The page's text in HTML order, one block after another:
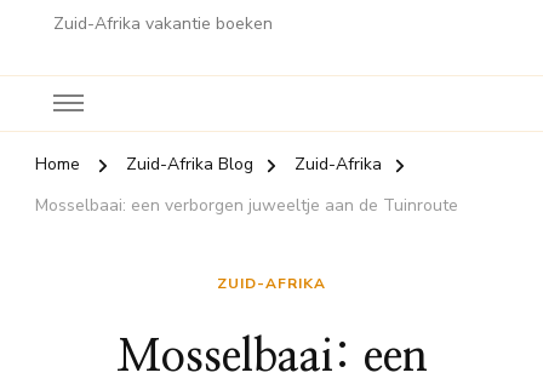
Zuid-Afrika vakantie boeken
Home Zuid-Afrika Blog
Zuid-Afrika
Mosselbaai: een verborgen juweeltje aan de Tuinroute
ZUID-AFRIKA
Mosselbaai: een